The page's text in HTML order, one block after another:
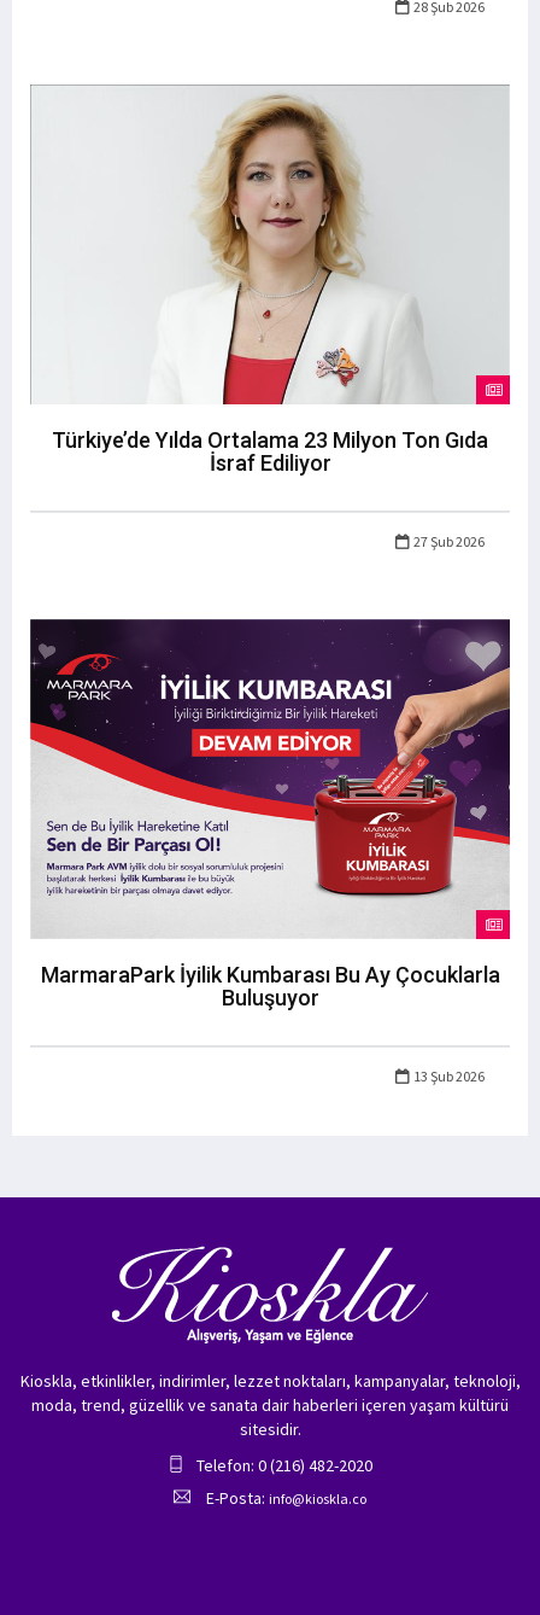
28 Şub 2026
Türkiye’de Yılda Ortalama 23 Milyon Ton Gıda
İsraf Ediliyor
27 Şub 2026
MarmaraPark İyilik Kumbarası Bu Ay Çocuklarla
Buluşuyor
13 Şub 2026
Kioskla, etkinlikler, indirimler, lezzet noktaları, kampanyalar, teknoloji,
moda, trend, güzellik ve sanata dair haberleri içeren yaşam kültürü
sitesidir.
Telefon: 0 (216) 482-2020
E-Posta: info@kioskla.co